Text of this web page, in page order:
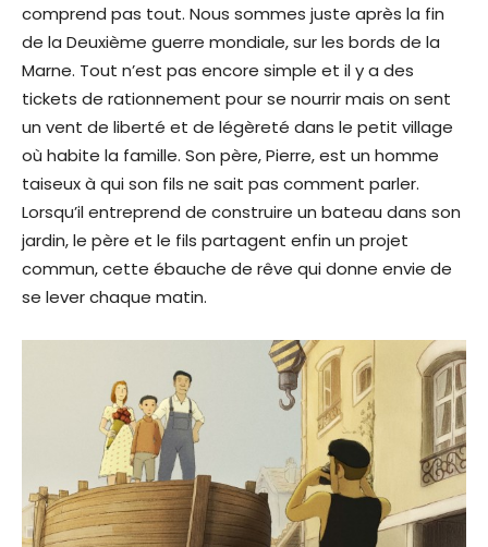
comprend pas tout. Nous sommes juste après la fin
de la Deuxième guerre mondiale, sur les bords de la
Marne. Tout n’est pas encore simple et il y a des
tickets de rationnement pour se nourrir mais on sent
un vent de liberté et de légèreté dans le petit village
où habite la famille. Son père, Pierre, est un homme
taiseux à qui son fils ne sait pas comment parler.
Lorsqu’il entreprend de construire un bateau dans son
jardin, le père et le fils partagent enfin un projet
commun, cette ébauche de rêve qui donne envie de
se lever chaque matin.